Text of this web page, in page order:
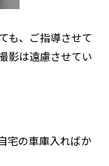
も、ご指導させて
影は遠慮させてい
宅の車庫入ればか